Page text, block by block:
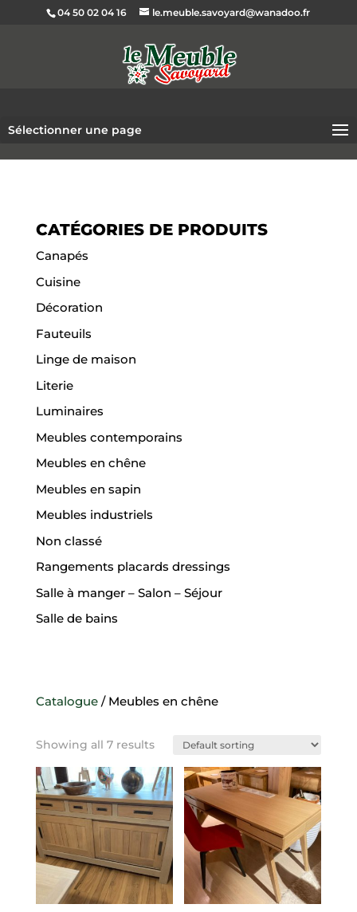
04 50 02 04 16 le.meuble.savoyard@wanadoo.fr
Sélectionner une page
CATÉGORIES DE PRODUITS
Canapés
Cuisine
Décoration
Fauteuils
Linge de maison
Literie
Luminaires
Meubles contemporains
Meubles en chêne
Meubles en sapin
Meubles industriels
Non classé
Rangements placards dressings
Salle à manger – Salon – Séjour
Salle de bains
Catalogue/ Meubles en chêne
Showing all 7 results